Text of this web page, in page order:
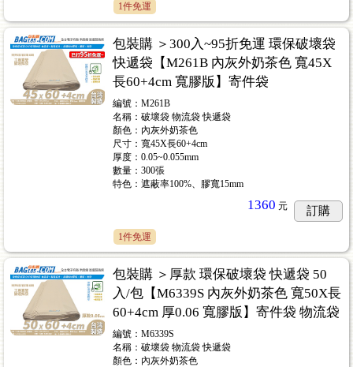
1件免運
包裝購 ＞300入~95折免運 環保破壞袋
快遞袋【M261B 內灰外奶茶色 寬45X
長60+4cm 寬膠版】寄件袋
編號：M261B
名稱：破壞袋 物流袋 快遞袋
顏色：內灰外奶茶色
尺寸：寬45X長60+4cm
厚度：0.05~0.055mm
數量：300張
特色：遮蔽率100%、膠寬15mm
1360 元 訂購
1件免運
包裝購 ＞厚款 環保破壞袋 快遞袋 50
入/包【M6339S 內灰外奶茶色 寬50X長
60+4cm 厚0.06 寬膠版】寄件袋 物流袋
編號：M6339S
名稱：破壞袋 物流袋 快遞袋
顏色：內灰外奶茶色